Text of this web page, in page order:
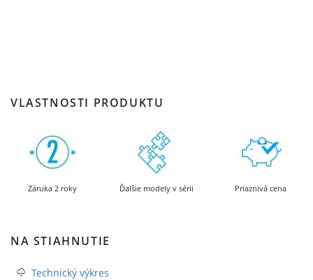
VLASTNOSTI PRODUKTU
Záruka 2 roky Ďalšie modely v sérii Priaznivá cena
NA STIAHNUTIE
Technický výkres